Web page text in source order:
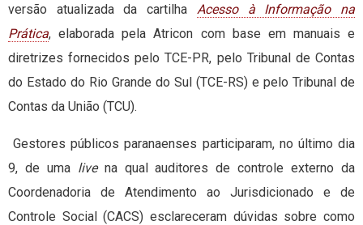
versão atualizada da cartilha Acesso à Informação na
Prática, elaborada pela Atricon com base em manuais e
diretrizes fornecidos pelo TCE-PR, pelo Tribunal de Contas
do Estado do Rio Grande do Sul (TCE-RS) e pelo Tribunal de
Contas da União (TCU).
Gestores públicos paranaenses participaram, no último dia
9, de uma livena qual auditores de controle externo da
Coordenadoria de Atendimento ao Jurisdicionado e de
Controle Social (CACS) esclareceram dúvidas sobre como